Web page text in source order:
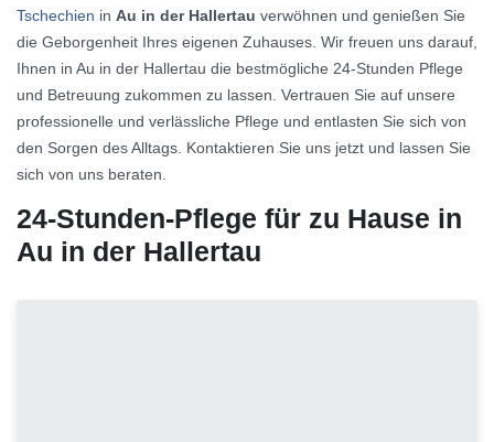
Tschechien in Au in der Hallertau verwöhnen und genießen Sie
die Geborgenheit Ihres eigenen Zuhauses. Wir freuen uns darauf,
Ihnen in Au in der Hallertau die bestmögliche 24-Stunden Pflege
und Betreuung zukommen zu lassen. Vertrauen Sie auf unsere
professionelle und verlässliche Pflege und entlasten Sie sich von
den Sorgen des Alltags. Kontaktieren Sie uns jetzt und lassen Sie
sich von uns beraten.
24-Stunden-Pflege für zu Hause in
Au in der Hallertau